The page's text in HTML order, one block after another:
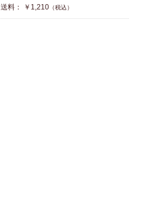
送料： ￥1,210 （税込）